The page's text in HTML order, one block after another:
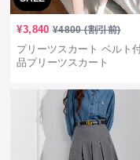
¥3,840 ¥4800(割引前)
プリーツスカート ベルト
品プリーツスカート